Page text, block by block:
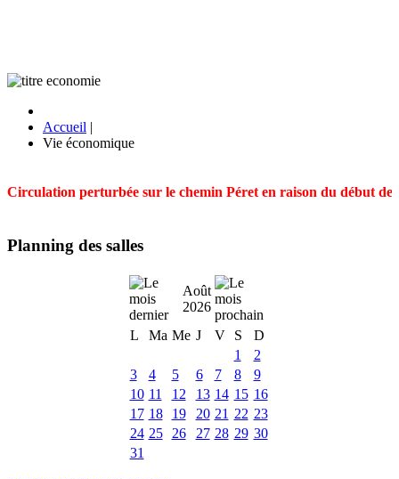
Accueil |
Vie économique
Circulation perturbée sur le chemin Péret en raison du début
Planning des salles
Août
2026
L
Ma Me J V S
D
1
2
3
4 5 6 7 8
9
10 11 12 13 14 15 16
17 18 19 20 21 22 23
24 25 26 27 28 29 30
31